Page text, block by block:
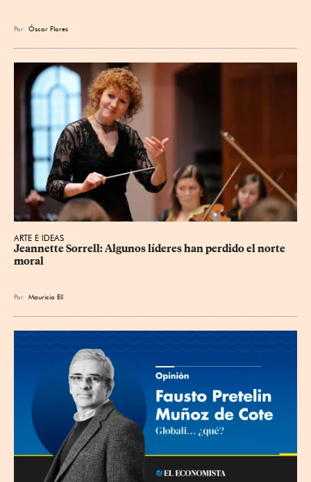
Por Óscar Flores
ARTE E IDEAS
Jeannette Sorrell: Algunos líderes han perdido el norte
moral
Por Mauricio Elí